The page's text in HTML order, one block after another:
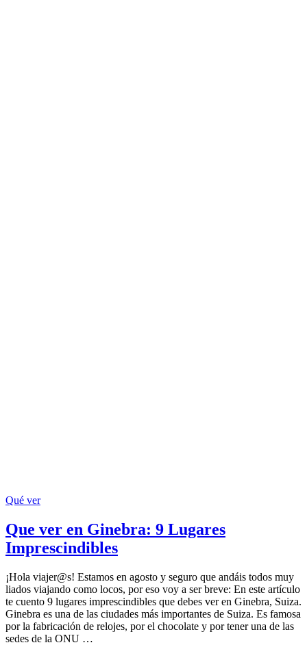
Qué ver
Que ver en Ginebra: 9 Lugares
Imprescindibles
¡Hola viajer@s! Estamos en agosto y seguro que andáis todos muy
liados viajando como locos, por eso voy a ser breve: En este artículo
te cuento 9 lugares imprescindibles que debes ver en Ginebra, Suiza.
Ginebra es una de las ciudades más importantes de Suiza. Es famosa
por la fabricación de relojes, por el chocolate y por tener una de las
sedes de la ONU …